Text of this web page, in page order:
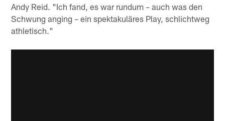
Andy Reid. "Ich fand, es war rundum – auch was den
Schwung anging – ein spektakuläres Play, schlichtweg
athletisch."